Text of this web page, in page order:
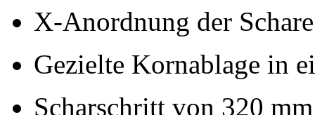
X-Anordnung der
Gezielte Kornablage in
Scharschritt von 320 mm